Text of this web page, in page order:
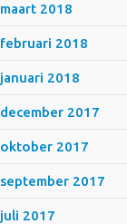
maart 2018
februari 2018
januari 2018
december 2017
oktober 2017
september 2017
juli 2017